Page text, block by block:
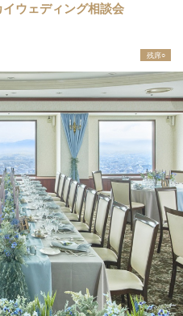
イウェディング相談会
残席○